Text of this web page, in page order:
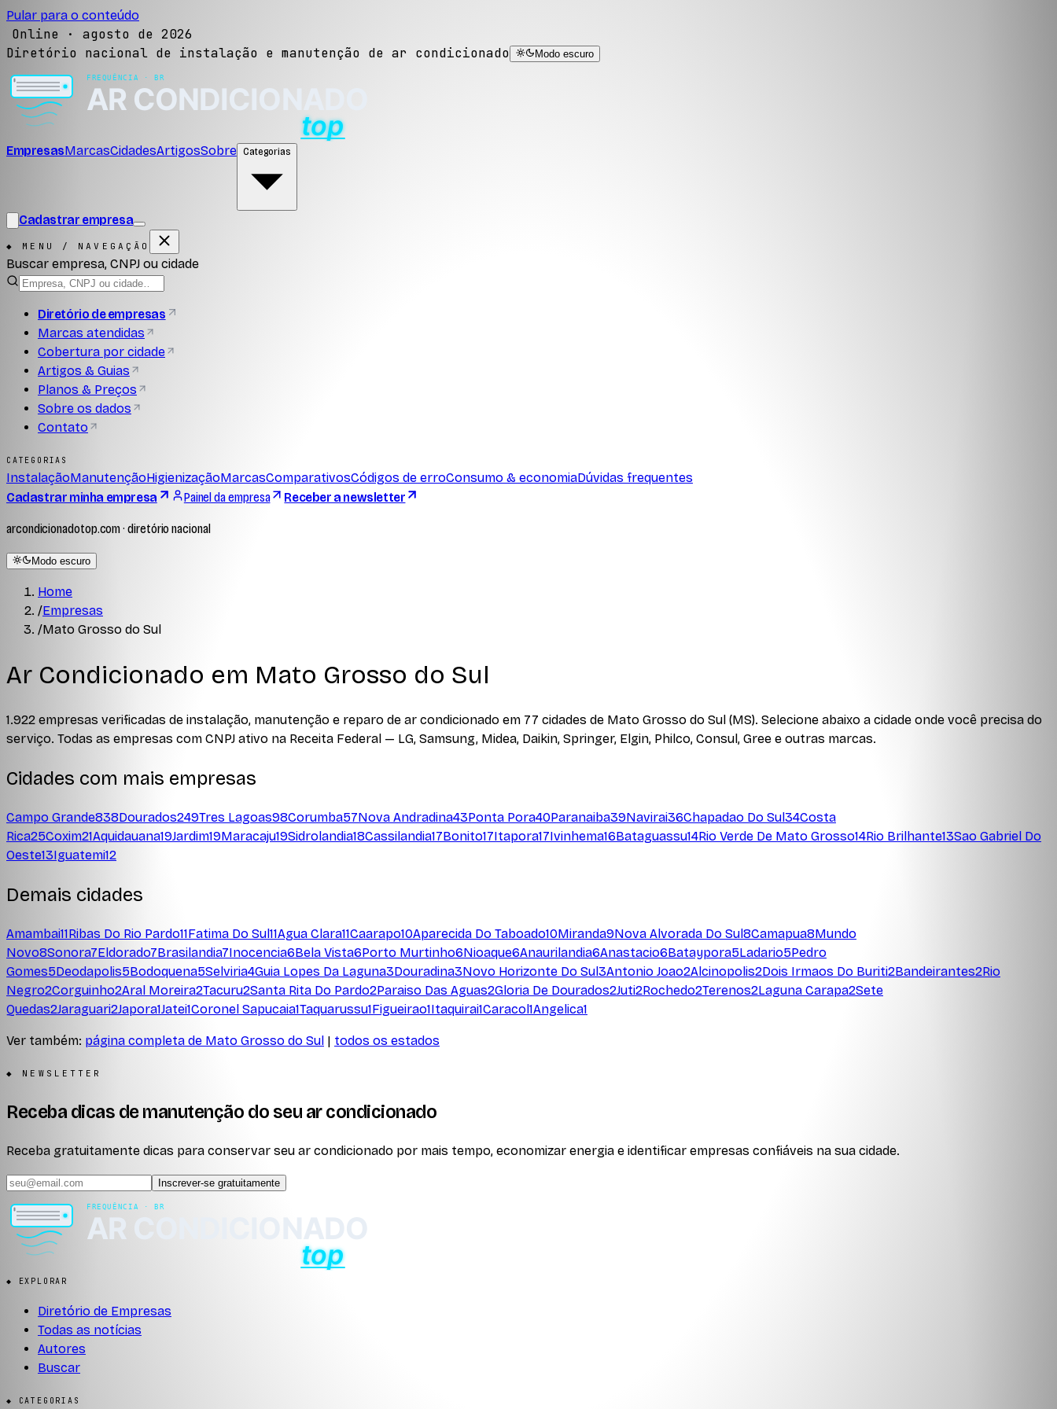
Pular para o conteúdo
Online · agosto de 2026
Diretório nacional de instalação e manutenção de ar condicionado
Modo escuro
EmpresasMarcasCidadesArtigosSobre Categorias
Cadastrar empresa
◆ MENU / NAVEGAÇÃO
Buscar empresa, CNPJ ou cidade
Diretório de empresas
Marcas atendidas
Cobertura por cidade
Artigos & Guias
Planos & Preços
Sobre os dados
Contato
CATEGORIAS
InstalaçãoManutençãoHigienizaçãoMarcasComparativosCódigos de erroConsumo & economiaDúvidas frequentes
Cadastrar minha empresa
Painel da empresa Receber a newsletter
arcondicionadotop.com · diretório nacional
Modo escuro
Home
/Empresas
/Mato Grosso do Sul
Ar Condicionado em Mato Grosso do Sul
1.922 empresas verificadas de instalação, manutenção e reparo de ar condicionado em 77 cidades de Mato Grosso do Sul (MS). Selecione abaixo a cidade onde você precisa do
serviço. Todas as empresas com CNPJ ativo na Receita Federal — LG, Samsung, Midea, Daikin, Springer, Elgin, Philco, Consul, Gree e outras marcas.
Cidades com mais empresas
Campo Grande838Dourados249Tres Lagoas98Corumba57Nova Andradina43Ponta Pora40Paranaiba39Navirai36Chapadao Do Sul34Costa
Rica25Coxim21Aquidauana19Jardim19Maracaju19Sidrolandia18Cassilandia17Bonito17Itapora17Ivinhema16Bataguassu14Rio Verde De Mato Grosso14Rio Brilhante13Sao Gabriel Do
Oeste13Iguatemi12
Demais cidades
Amambai11Ribas Do Rio Pardo11Fatima Do Sul11Agua Clara11Caarapo10Aparecida Do Taboado10Miranda9Nova Alvorada Do Sul8Camapua8Mundo
Novo8Sonora7Eldorado7Brasilandia7Inocencia6Bela Vista6Porto Murtinho6Nioaque6Anaurilandia6Anastacio6Bataypora5Ladario5Pedro
Gomes5Deodapolis5Bodoquena5Selviria4Guia Lopes Da Laguna3Douradina3Novo Horizonte Do Sul3Antonio Joao2Alcinopolis2Dois Irmaos Do Buriti2Bandeirantes2Rio
Negro2Corguinho2Aral Moreira2Tacuru2Santa Rita Do Pardo2Paraiso Das Aguas2Gloria De Dourados2Juti2Rochedo2Terenos2Laguna Carapa2Sete
Quedas2Jaraguari2Japora1Jatei1Coronel Sapucaia1Taquarussu1Figueirao1Itaquirai1Caracol1Angelica1
Ver também: página completa de Mato Grosso do Sul | todos os estados
◆ NEWSLETTER
Receba dicas de manutenção do seu ar condicionado
Receba gratuitamente dicas para conservar seu ar condicionado por mais tempo, economizar energia e identificar empresas confiáveis na sua cidade.
Inscrever-se gratuitamente
◆ EXPLORAR
Diretório de Empresas
Todas as notícias
Autores
Buscar
◆ CATEGORIAS